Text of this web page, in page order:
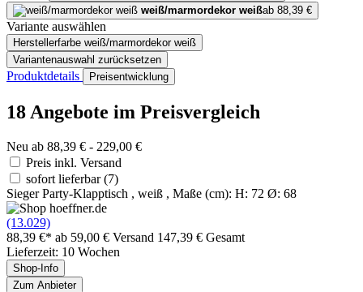
weiß/marmordekor weißab 88,39 €
Variante auswählen
Herstellerfarbe weiß/marmordekor weiß
Variantenauswahl zurücksetzen
Produktdetails Preisentwicklung
18 Angebote im Preisvergleich
Neu ab 88,39 € - 229,00 €
Preis inkl. Versand
sofort lieferbar(7)
Sieger Party-Klapptisch , weiß , Maße (cm): H: 72 Ø: 68
(13.029)
88,39 €* ab 59,00 € Versand 147,39 € Gesamt
Lieferzeit: 10 Wochen
Shop-Info
Zum Anbieter